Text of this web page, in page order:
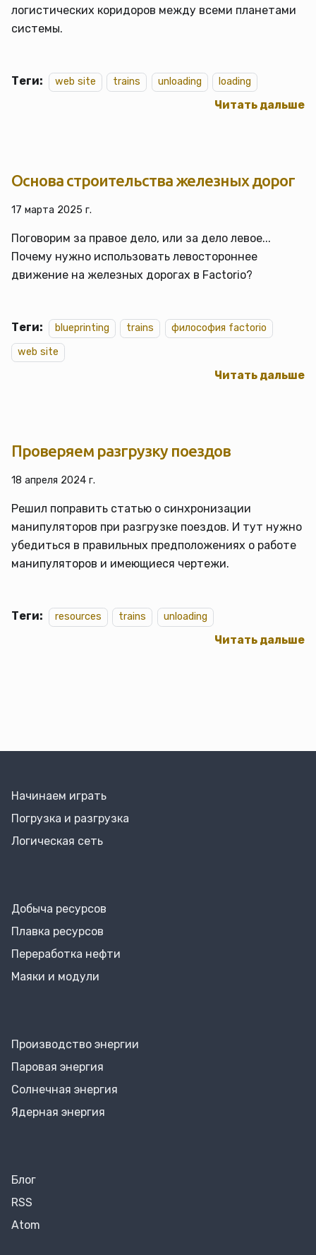
логистических коридоров между всеми планетами
системы.
Теги: web site trains unloading loading
Читать дальше
Основа строительства железных дорог
17 марта 2025 г.
Поговорим за правое дело, или за дело левое...
Почему нужно использовать левостороннее
движение на железных дорогах в Factorio?
Теги: blueprinting trains
философия factorio
web site
Читать дальше
Проверяем разгрузку поездов
18 апреля 2024 г.
Решил поправить статью о синхронизации
манипуляторов при разгрузке поездов. И тут нужно
убедиться в правильных предположениях о работе
манипуляторов и имеющиеся чертежи.
Теги: resources trains unloading
Читать дальше
Начинаем играть
Погрузка и разгрузка
Логическая сеть
Добыча ресурсов
Плавка ресурсов
Переработка нефти
Маяки и модули
Производство энергии
Паровая энергия
Солнечная энергия
Ядерная энергия
Блог
RSS
Atom